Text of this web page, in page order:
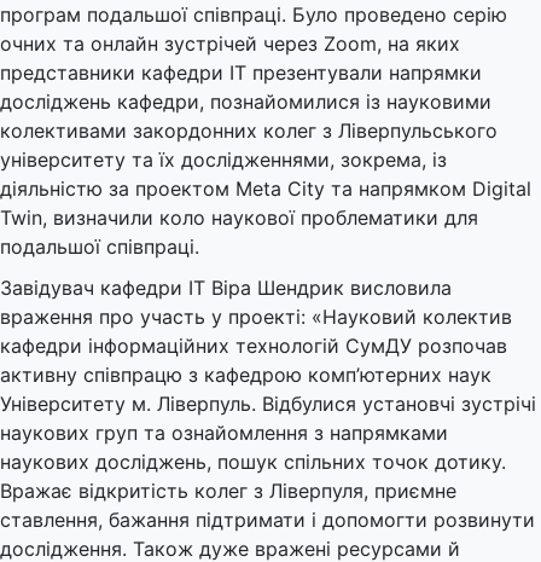
програм подальшої співпраці. Було проведено серію
очних та онлайн зустрічей через Zoom, на яких
представники кафедри ІТ презентували напрямки
досліджень кафедри, познайомилися із науковими
колективами закордонних колег з Ліверпульського
університету та їх дослідженнями, зокрема, із
діяльністю за проектом Meta City та напрямком Digital
Twin, визначили коло наукової проблематики для
подальшої співпраці.
Завідувач кафедри ІТ Віра Шендрик висловила
враження про участь у проекті: «Науковий колектив
кафедри інформаційних технологій СумДУ розпочав
активну співпрацю з кафедрою комп’ютерних наук
Університету м. Ліверпуль. Відбулися установчі зустрічі
наукових груп та ознайомлення з напрямками
наукових досліджень, пошук спільних точок дотику.
Вражає відкритість колег з Ліверпуля, приємне
ставлення, бажання підтримати і допомогти розвинути
дослідження. Також дуже вражені ресурсами й